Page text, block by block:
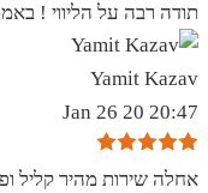
תודה רבה על הליווי !
Yamit Kazav
20:47 20 Jan 26
אחלה שירות מהיר קליל